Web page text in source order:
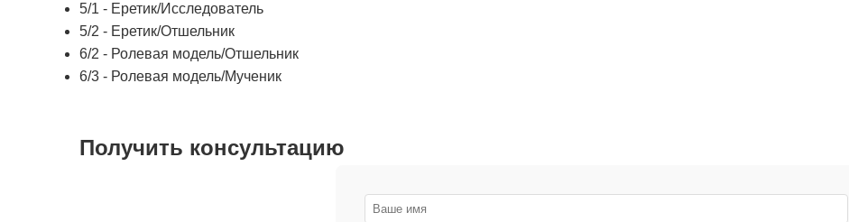
5/1 - Еретик/Исследователь
5/2 - Еретик/Отшельник
6/2 - Ролевая модель/Отшельник
6/3 - Ролевая модель/Мученик
Получить консультацию